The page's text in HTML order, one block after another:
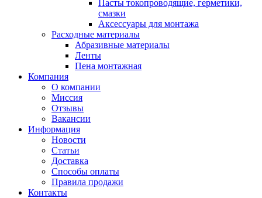
Пасты токопроводящие, герметики,
смазки
Аксессуары для монтажа
Расходные материалы
Абразивные материалы
Ленты
Пена монтажная
Компания
О компании
Миссия
Отзывы
Вакансии
Информация
Новости
Статьи
Доставка
Способы оплаты
Правила продажи
Контакты